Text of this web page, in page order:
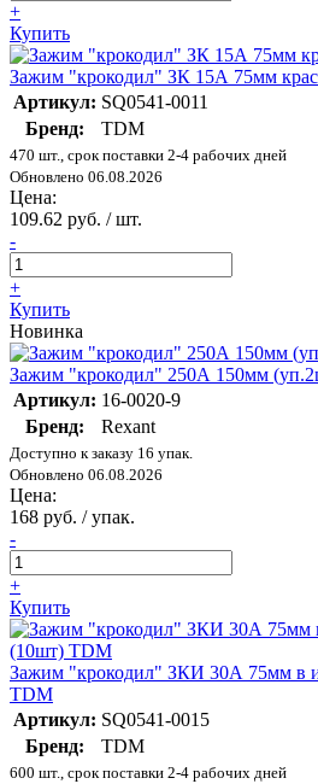
+
Купить
Зажим "крокодил" ЗК 15А 75мм
Артикул: SQ0541-0011
Бренд:
TDM
470 шт., срок поставки 2-4 рабочих дней
Обновлено 06.08.2026
Цена:
109.62 руб. / шт.
-
+
Купить
Новинка
Зажим "крокодил" 250А 150мм
Артикул: 16-0020-9
Бренд:
Rexant
Доступно к заказу 16 упак.
Обновлено 06.08.2026
Цена:
168 руб. / упак.
-
+
Купить
Зажим "крокодил" ЗКИ 30А 75мм в
TDM
Артикул: SQ0541-0015
Бренд:
TDM
600 шт., срок поставки 2-4 рабочих дней